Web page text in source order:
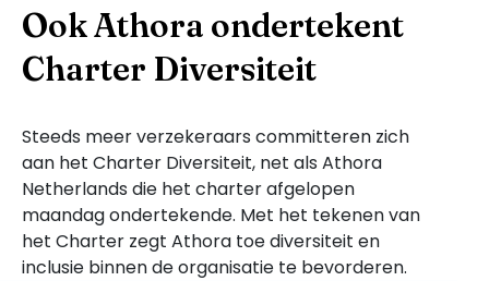
Ook Athora ondertekent
Charter Diversiteit
Steeds meer verzekeraars committeren zich
aan het Charter Diversiteit, net als Athora
Netherlands die het charter afgelopen
maandag ondertekende. Met het tekenen van
het Charter zegt Athora toe diversiteit en
inclusie binnen de organisatie te bevorderen.